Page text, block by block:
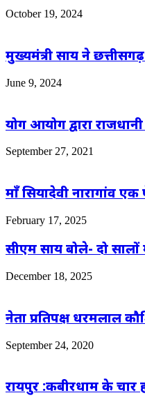
October 19, 2024
मुख्यमंत्री साय ने
June 9, 2024
योग आयोग द्वारा
September 27, 2021
माँ सियादेवी नारागांव
February 17, 2025
सीएम साय बोले- दो
December 18, 2025
नेता प्रतिपक्ष धरमलाल
September 24, 2020
रायपुर :कबीरधाम के चार